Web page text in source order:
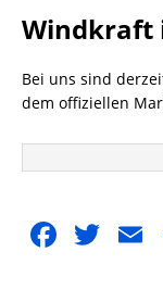
Windkraft
Bei uns sind
dem offiziellen
F T